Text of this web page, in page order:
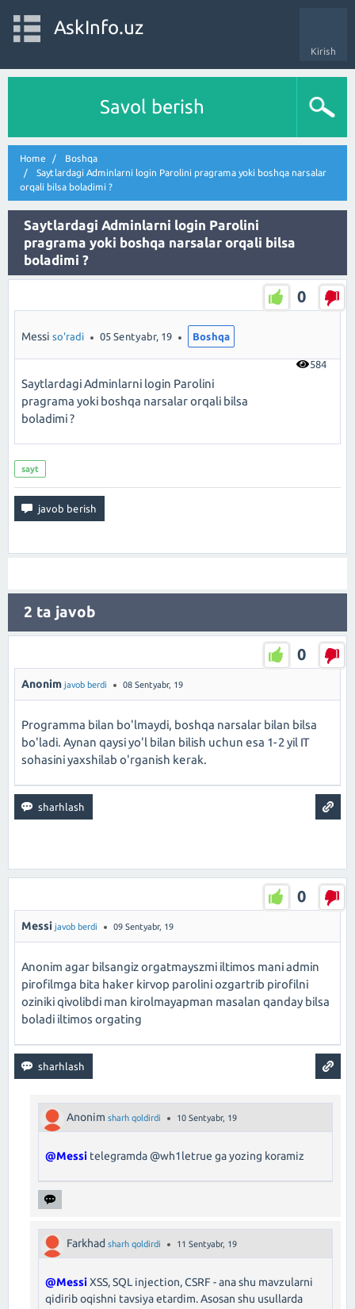
Kirish
AskInfo.uz
Savol berish
Home
Boshqa
Saytlardagi Adminlarni login Parolini pragrama yoki boshqa narsalar
orqali bilsa boladimi ?
Saytlardagi Adminlarni login Parolini
pragrama yoki boshqa narsalar orqali bilsa
boladimi ?
0
584
Messi so'radi 05 Sentyabr, 19 Boshqa
Saytlardagi Adminlarni login Parolini
pragrama yoki boshqa narsalar orqali bilsa
boladimi ?
sayt
2 ta javob
0
Anonim javob berdi 08 Sentyabr, 19
Programma bilan bo'lmaydi, boshqa narsalar bilan bilsa
bo'ladi. Aynan qaysi yo'l bilan bilish uchun esa 1-2 yil IT
sohasini yaxshilab o'rganish kerak.
0
Messi javob berdi 09 Sentyabr, 19
Anonim agar bilsangiz orgatmayszmi iltimos mani admin
pirofilmga bita haker kirvop parolini ozgartrib pirofilni
oziniki qivolibdi man kirolmayapman masalan qanday bilsa
boladi iltimos orgating
Anonim sharh qoldirdi 10 Sentyabr, 19
@Messi telegramda @wh1letrue ga yozing koramiz
Farkhad sharh qoldirdi 11 Sentyabr, 19
@MessiXSS, SQL injection, CSRF - ana shu mavzularni
qidirib oqishni tavsiya etardim. Asosan shu usullarda